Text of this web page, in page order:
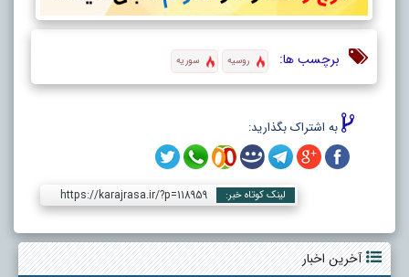
برچسب ها: روسیه سوریه
به اشتراک بگذارید:
لینک کوتاه خبر: https://karajrasa.ir/?p=118959
آخرین اخبار